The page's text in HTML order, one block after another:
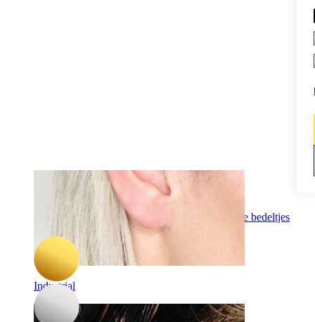
Industrial
NIEUW
Bodymod Trend
Verborgen helix-labret van titanium met hemelse bedeltjes
25,42 €
29,90 €